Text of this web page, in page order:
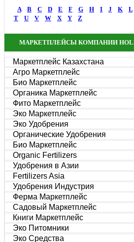
A B C D E F G H I J K L
T
U V W X Y Z
МАРКЕТПЛЕЙСЫ КОМПАНИИ
Маркетплейс Казахстана
Агро Маркетплейс
Био Маркетплейс
Органика Маркетплейс
Фито Маркетплейс
Эко Маркетплейс
Эко Удобрения
Органические Удобрения
Био Маркетплейс
Organic Fertilizers
Удобрения в Азии
Fertilizers Asia
Удобрения Индустрия
Ферма Маркетплейс
Садовый Маркетплейс
Книги Маркетплейс
Эко Питомники
Эко Средства